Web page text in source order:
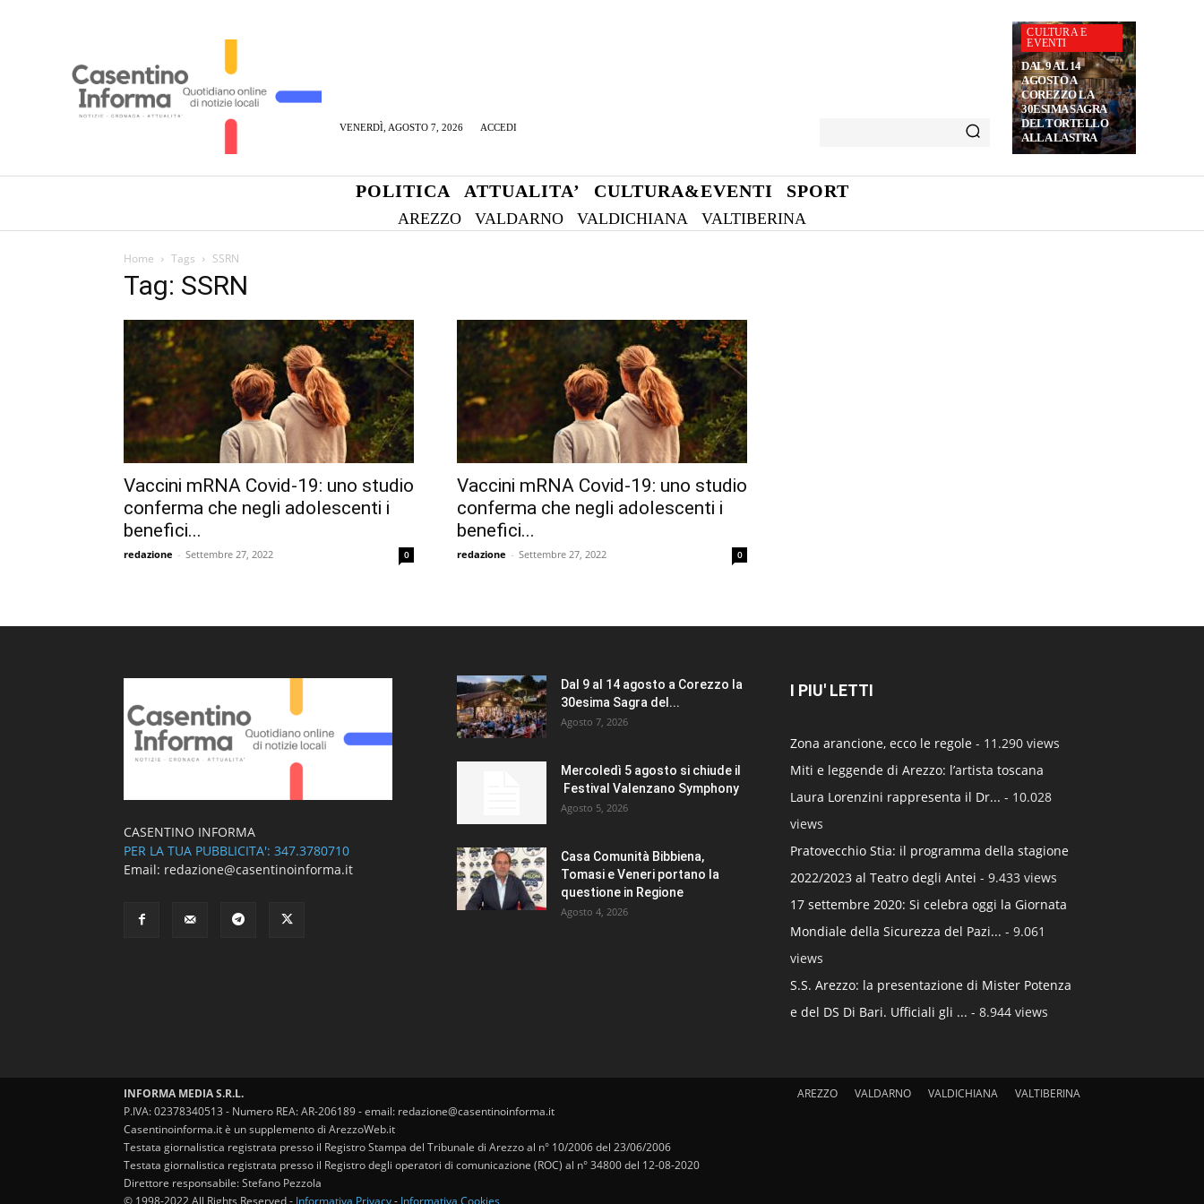
VENERDÌ, AGOSTO 7, 2026 ACCEDI
CULTURA E
EVENTI
DAL 9 AL 14
AGOSTO A
COREZZO LA
30ESIMA SAGRA
DEL TORTELLO
ALLA LASTRA
POLITICA ATTUALITA’ CULTURA&EVENTI SPORT
AREZZO VALDARNO VALDICHIANA VALTIBERINA
Home Tags SSRN
Tag: SSRN
Vaccini mRNA Covid-19: uno studio
conferma che negli adolescenti i
benefici...
redazione - Settembre 27, 2022 0
Vaccini mRNA Covid-19: uno studio
conferma che negli adolescenti i
benefici...
redazione - Settembre 27, 2022 0
CASENTINO INFORMA
PER LA TUA PUBBLICITA': 347.3780710
Email: redazione@casentinoinforma.it
Dal 9 al 14 agosto a Corezzo la
30esima Sagra del...
Agosto 7, 2026
Mercoledì 5 agosto si chiude il
Festival Valenzano Symphony
Agosto 5, 2026
Casa Comunità Bibbiena,
Tomasi e Veneri portano la
questione in Regione
Agosto 4, 2026
I PIU' LETTI
Zona arancione, ecco le regole - 11.290 views
Miti e leggende di Arezzo: l’artista toscana
Laura Lorenzini rappresenta il Dr... - 10.028
views
Pratovecchio Stia: il programma della stagione
2022/2023 al Teatro degli Antei - 9.433 views
17 settembre 2020: Si celebra oggi la Giornata
Mondiale della Sicurezza del Pazi... - 9.061
views
S.S. Arezzo: la presentazione di Mister Potenza
e del DS Di Bari. Ufficiali gli ... - 8.944 views
AREZZO VALDARNO VALDICHIANA VALTIBERINA
INFORMA MEDIA S.R.L.
P.IVA: 02378340513 - Numero REA: AR-206189 - email: redazione@casentinoinforma.it
Casentinoinforma.it è un supplemento di ArezzoWeb.it
Testata giornalistica registrata presso il Registro Stampa del Tribunale di Arezzo al n° 10/2006 del 23/06/2006
Testata giornalistica registrata presso il Registro degli operatori di comunicazione (ROC) al n° 34800 del 12-08-2020
Direttore responsabile: Stefano Pezzola
© 1998-2022 All Rights Reserved - Informativa Privacy- Informativa Cookies